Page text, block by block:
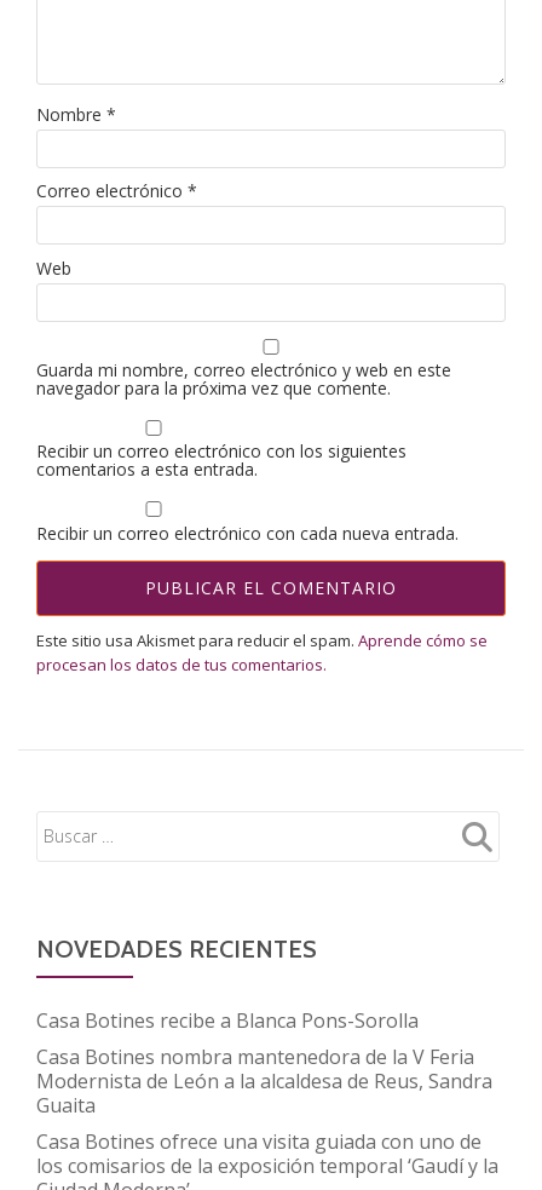
Nombre *
Correo electrónico *
Web
Guarda mi nombre, correo electrónico y web en este
navegador para la próxima vez que comente.
Recibir un correo electrónico con los siguientes
comentarios a esta entrada.
Recibir un correo electrónico con cada nueva entrada.
Este sitio usa Akismet para reducir el spam. Aprende cómo se
procesan los datos de tus comentarios.
NOVEDADES RECIENTES
Casa Botines recibe a Blanca Pons-Sorolla
Casa Botines nombra mantenedora de la V Feria
Modernista de León a la alcaldesa de Reus, Sandra
Guaita
Casa Botines ofrece una visita guiada con uno de
los comisarios de la exposición temporal ‘Gaudí y la